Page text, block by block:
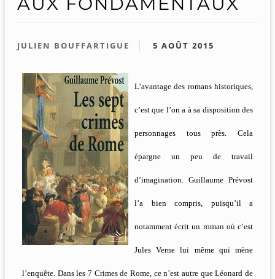
JULIEN BOUFFARTIGUE 5 AOÛT 2015
L’avantage des romans historiques,
c’est que l’on a à sa disposition des
personnages tous près. Cela
épargne un peu de travail
d’imagination. Guillaume Prévost
l’a bien compris, puisqu’il a
notamment écrit un roman où c’est
Jules Verne lui même qui mène
l’enquête. Dans les 7 Crimes de Rome, ce n’est autre que Léonard de